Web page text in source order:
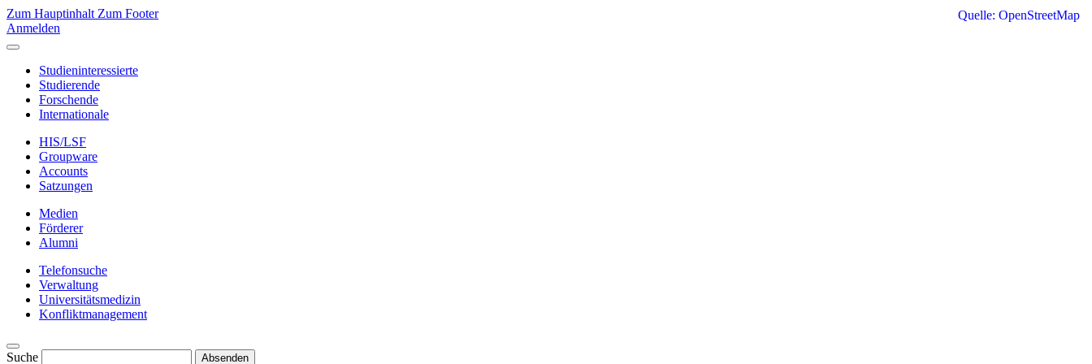
Zum Hauptinhalt Zum Footer
Anmelden
Studieninteressierte
Studierende
Forschende
Internationale
HIS/LSF
Groupware
Accounts
Satzungen
Medien
Förderer
Alumni
Telefonsuche
Verwaltung
Universitätsmedizin
Konfliktmanagement
Suche Absenden
Quelle: OpenStreetMap